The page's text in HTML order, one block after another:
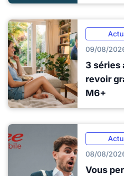
09/08/
3 séries
revoir
M6+
08/08/
Vous